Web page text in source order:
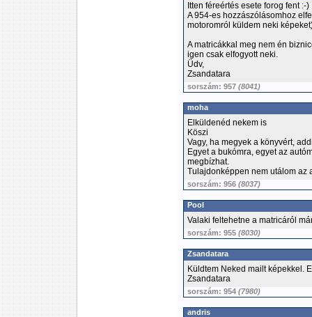
Itten féreértés esete forog fent :-)
A 954-es hozzászólásomhoz
motoromról küldem neki
A matricákkal meg nem én
igen csak elfogyott neki.
Üdv,
Zsandatara
sorszám: 957 (8041)
moha
Elküldenéd nekem is
Köszi
Vagy, ha megyek a könyvért,
Egyet a bukómra, egyet az
megbízhat.
Tulajdonképpen nem utálom az
sorszám: 956 (8037)
Pool
Valaki feltehetne a matricáról
sorszám: 955 (8030)
Zsandatara
Küldtem Neked mailt képekkel.
Zsandatara
sorszám: 954 (7980)
andris